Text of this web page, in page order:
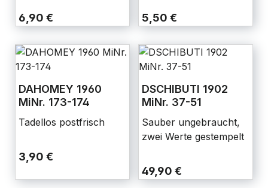
6,90 € 5,50 €
DAHOMEY 1960
MiNr. 173-174
Tadellos postfrisch
3,90 €
DSCHIBUTI 1902
MiNr. 37-51
Sauber ungebraucht,
zwei Werte gestempelt
49,90 €